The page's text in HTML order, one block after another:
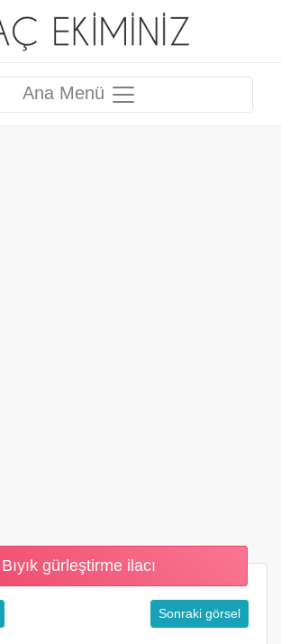
Ana Menü
Bıyık gürleştirme ilacı
Sonraki görsel